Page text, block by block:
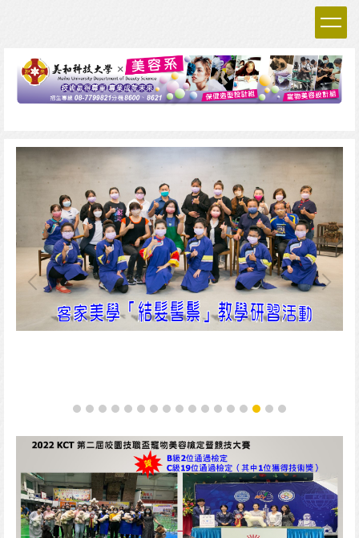
內
容